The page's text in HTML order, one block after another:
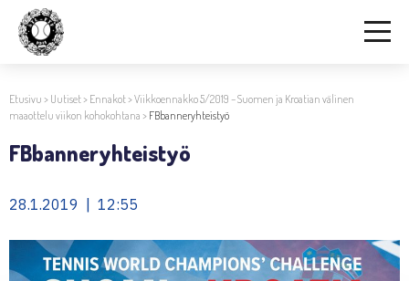
Etusivu > Uutiset> Ennakot>Viikkoennakko 5/2019 – Suomen ja Kroatian välinen
maaottelu viikon kohokohtana > FBbanneryhteistyö
FBbanneryhteistyö
28.1.2019 | 12:55